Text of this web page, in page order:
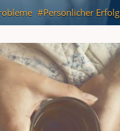
Persönlicher Erfolg